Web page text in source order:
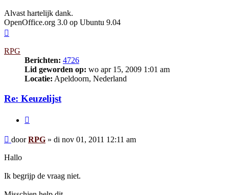
Alvast hartelijk dank.
OpenOffice.org 3.0 op Ubuntu 9.04
RPG
Berichten: 4726
Lid geworden op: wo apr 15, 2009 1:01 am
Locatie: Apeldoorn, Nederland
Re: Keuzelijst
Bericht
doorRPG » di nov 01, 2011 12:11 am
Hallo
Ik begrijp de vraag niet.